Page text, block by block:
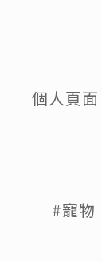
個人頁面
#寵物